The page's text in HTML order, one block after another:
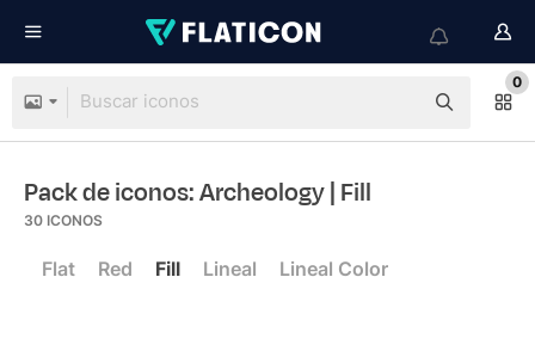
0
Pack de iconos: Archeology| Fill
30 ICONOS
Flat Red Fill Lineal Lineal Color